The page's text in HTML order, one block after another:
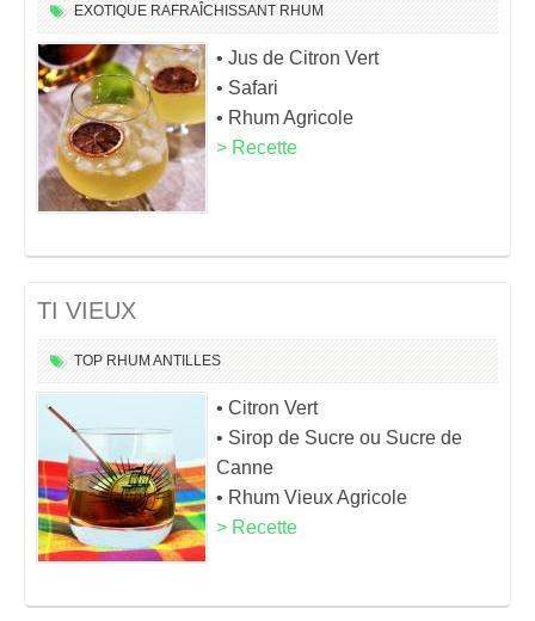
EXOTIQUE RAFRAÎCHISSANT RHUM
• Jus de Citron Vert
• Safari
• Rhum Agricole
> Recette
TI VIEUX
TOP RHUM ANTILLES
• Citron Vert
• Sirop de Sucre ou Sucre de
Canne
• Rhum Vieux Agricole
> Recette